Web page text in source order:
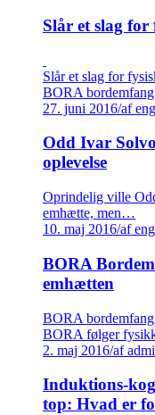
Slår et slag
Slår et slag for
BORA
27. juni 2016/af
Odd Ivar
oplevelse
Oprindelig ville
emhætte, men…
10. maj 2016/af
BORA
emhætten
BORA
BORA følger
2. maj 2016/af
Induktions-
top: Hvad er